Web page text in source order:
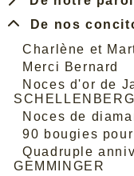
De nos
Charlène et
Merci Bernard
Noces d'or de
Noces de
90 bougies
Quadruple
GEMMINGER